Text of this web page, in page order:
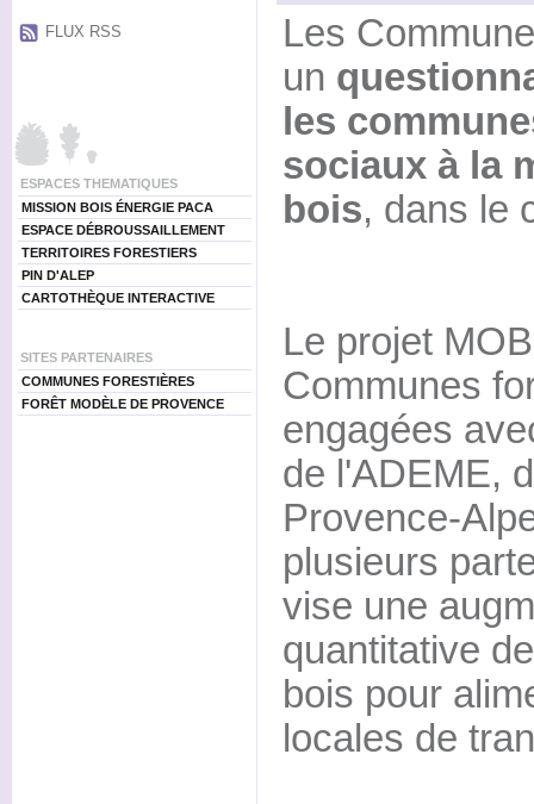
FLUX RSS
ESPACES THEMATIQUES
MISSION BOIS ÉNERGIE PACA
ESPACE DÉBROUSSAILLEMENT
TERRITOIRES FORESTIERS
PIN D'ALEP
CARTOTHÈQUE INTERACTIVE
SITES PARTENAIRES
COMMUNES FORESTIÈRES
FORÊT MODÈLE DE PROVENCE
Les
un
les
sociaux à la
bois, dans le
Le projet
Communes
engagées
de l'ADEME,
Provence-
plusieurs
vise une
quantitative
bois pour
locales de